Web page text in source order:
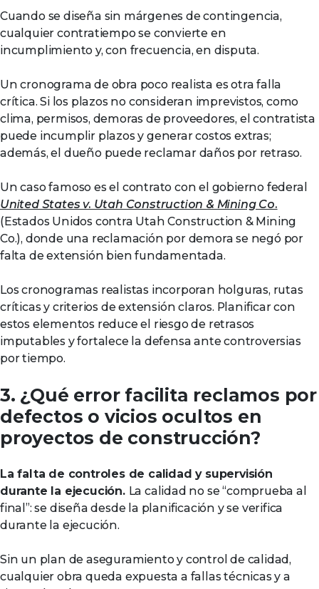
Cuando se diseña sin márgenes de contingencia,
cualquier contratiempo se convierte en
incumplimiento y, con frecuencia, en disputa.
Un cronograma de obra poco realista es otra falla
crítica. Si los plazos no consideran imprevistos, como
clima, permisos, demoras de proveedores, el contratista
puede incumplir plazos y generar costos extras;
además, el dueño puede reclamar daños por retraso.
Un caso famoso es el contrato con el gobierno federal
United States v. Utah Construction & Mining Co.
(Estados Unidos contra Utah Construction & Mining
Co.), donde una reclamación por demora se negó por
falta de extensión bien fundamentada.
Los cronogramas realistas incorporan holguras, rutas
críticas y criterios de extensión claros. Planificar con
estos elementos reduce el riesgo de retrasos
imputables y fortalece la defensa ante controversias
por tiempo.
3. ¿Qué error facilita reclamos por
defectos o vicios ocultos en
proyectos de construcción?
La falta de controles de calidad y supervisión
durante la ejecución. La calidad no se “comprueba al
final”: se diseña desde la planificación y se verifica
durante la ejecución.
Sin un plan de aseguramiento y control de calidad,
cualquier obra queda expuesta a fallas técnicas y a